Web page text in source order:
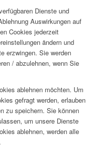
Dienste und
Auswirkungen auf
Cookies jederzeit
ändern und
erzwingen. Sie werden
/ abzulehnen, wenn Sie
ablehnen möchten. Um
gefragt werden, erlauben
zu speichern. Sie können
um unsere Dienste
ablehnen, werden alle